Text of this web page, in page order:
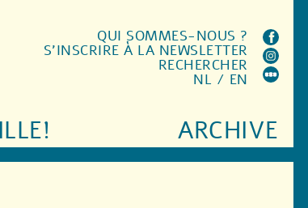
ARCHIVE
QUI SOMMES-NOUS ?
S'INSCRIRE À LA NEWSLETTER
RECHERCHER
NL / EN